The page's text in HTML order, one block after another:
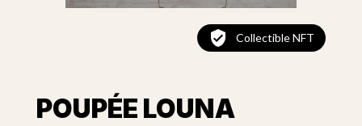
Collectible NFT
POUPÉE LOUNA